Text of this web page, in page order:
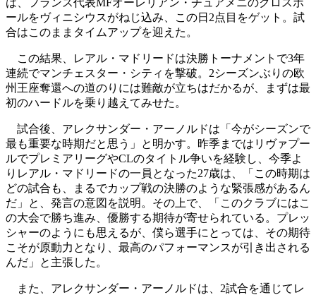
ールをヴィニシウスがねじ込み、この日2点目をゲット。試
合はこのままタイムアップを迎えた。
この結果、レアル・マドリードは決勝トーナメントで3年
連続でマンチェスター・シティを撃破。2シーズンぶりの欧
州王座奪還への道のりには難敵が立ちはだかるが、まずは最
初のハードルを乗り越えてみせた。
試合後、アレクサンダー・アーノルドは「今がシーズンで
最も重要な時期だと思う」と明かす。昨季まではリヴァプー
ルでプレミアリーグやCLのタイトル争いを経験し、今季よ
りレアル・マドリードの一員となった27歳は、「この時期は
どの試合も、まるでカップ戦の決勝のような緊張感があるん
だ」と、発言の意図を説明。その上で、「このクラブにはこ
の大会で勝ち進み、優勝する期待が寄せられている。プレッ
シャーのようにも思えるが、僕ら選手にとっては、その期待
こそが原動力となり、最高のパフォーマンスが引き出される
んだ」と主張した。
また、アレクサンダー・アーノルドは、2試合を通じてレ